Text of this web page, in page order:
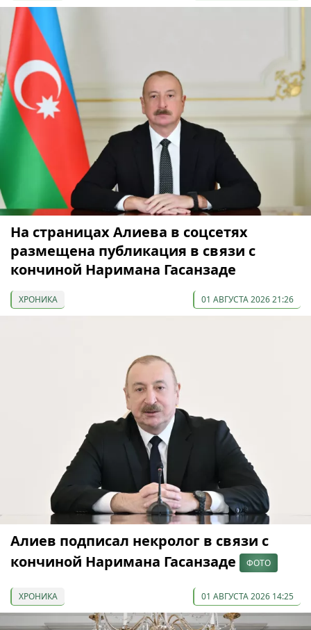
На страницах Алиева в соцсетях
размещена публикация в связи с
кончиной Наримана Гасанзаде
ХРОНИКА 01 АВГУСТА 2026 21:26
Алиев подписал некролог в связи с
кончиной Наримана Гасанзаде
ФОТО
ХРОНИКА 01 АВГУСТА 2026 14:25